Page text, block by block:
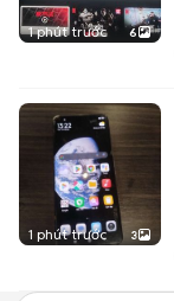
1 phút trước 6
1 phút trước 3